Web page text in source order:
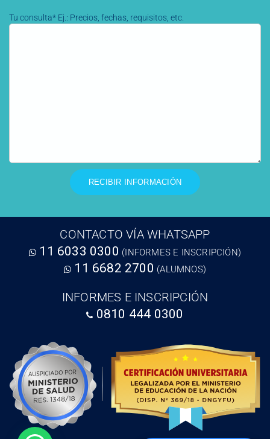
Tu consulta* Ej.: Precios, fechas, requisitos, etc.
CONTACTO VÍA WHATSAPP
11 6033 0300 (INFORMES E INSCRIPCIÓN)
11 6682 2700 (ALUMNOS)
INFORMES E INSCRIPCIÓN
0810 444 0300